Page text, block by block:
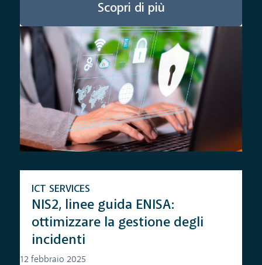
Scopri di più
NIS2, linee guida ENISA:
ottimizzare la gestione degli
incidenti
ICT SERVICES
12 febbraio 2025